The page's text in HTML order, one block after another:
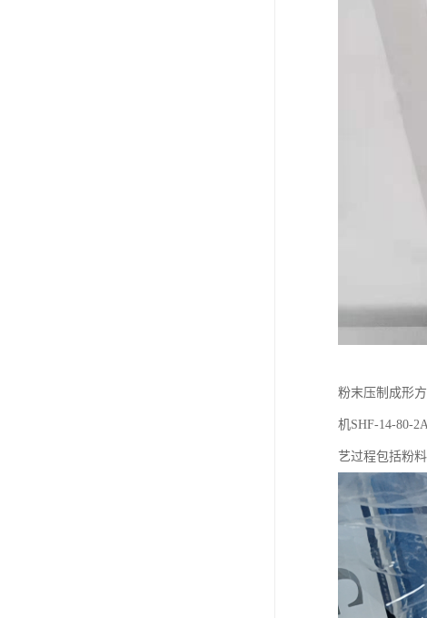
粉末压制成形
机SHF-14-80-
艺过程包括粉